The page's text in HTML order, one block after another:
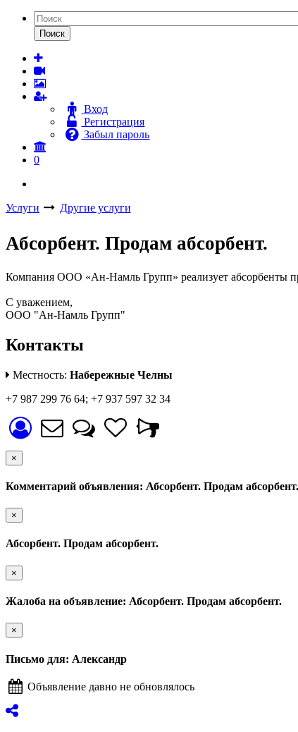
Поиск
Вход
Регистрация
Забыл пароль
0
Услуги Другие услуги
Абсорбент. Продам абсорбент.
Компания ООО «Ан-Намль Групп» реализует абсорбенты
C уважением,
ООО "Ан-Намль Групп"
Контакты
Местность: Набережные Челны
+7 987 299 76 64; +7 937 597 32 34
×
Комментарий объявления: Абсорбент. Продам абсорбент.
×
Абсорбент. Продам абсорбент.
×
Жалоба на объявление: Абсорбент. Продам абсорбент.
×
Письмо для: Александр
Объявление давно не обновлялось